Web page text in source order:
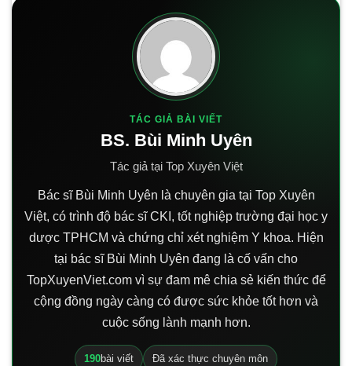
TÁC GIẢ BÀI VIẾT
BS. Bùi Minh Uyên
Tác giả tại Top Xuyên Việt
Bác sĩ Bùi Minh Uyên là chuyên gia tại Top Xuyên
Việt, có trình độ bác sĩ CKI, tốt nghiệp trường đại học y
dược TPHCM và chứng chỉ xét nghiệm Y khoa. Hiện
tại bác sĩ Bùi Minh Uyên đang là cố vấn cho
TopXuyenViet.com vì sự đam mê chia sẻ kiến thức để
cộng đồng ngày càng có được sức khỏe tốt hơn và
cuộc sống lành mạnh hơn.
190bài viết Đã xác thực chuyên môn